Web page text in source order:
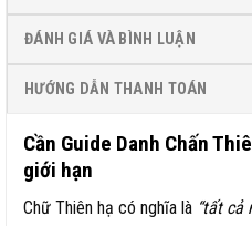
ĐÁNH GIÁ VÀ BÌNH LUẬN
HƯỚNG DẪN THANH TOÁN
Cần Guide Danh Chấn
giới hạn
Chữ Thiên hạ có nghĩa là “tất cả